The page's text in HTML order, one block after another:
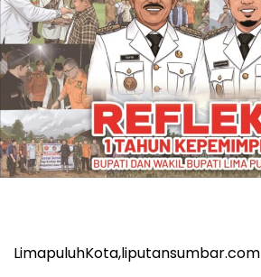
LimapuluhKota,liputansumbar.com